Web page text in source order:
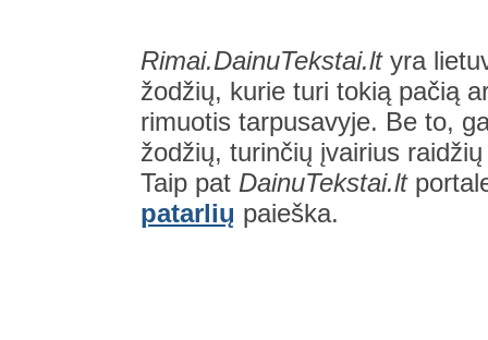
Rimai.DainuTekstai.ltyra
žodžių, kurie turi tokią pačią
rimuotis tarpusavyje. Be to,
žodžių, turinčių įvairius
Taip pat DainuTekstai.lt
patarlių paieška.